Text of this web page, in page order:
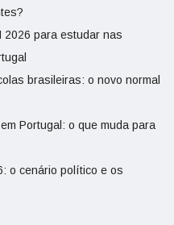
2026 para estudar nas
brasileiras: o novo normal
Portugal: o que muda para
o cenário político e os